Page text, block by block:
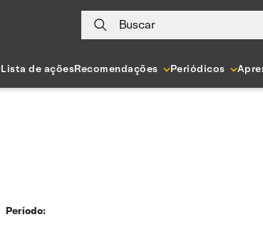
Buscar
Lista de açõesRecomendações Periódicos
Período: